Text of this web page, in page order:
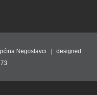
Negoslavci | designed